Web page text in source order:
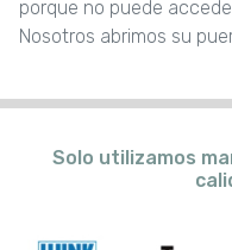
porque no puede
Nosotros abrimos su
Solo utilizamos